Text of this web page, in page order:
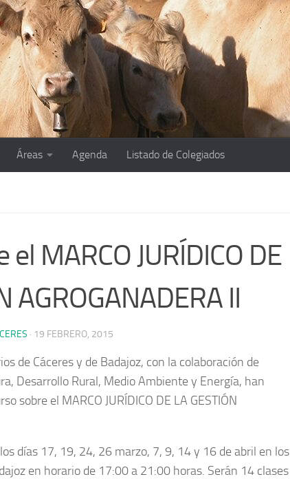
Áreas Agenda Listado de Colegiados
el MARCO JURÍDICO DE
AGROGANADERA II
· 19 FEBRERO, 2015
de Cáceres y de Badajoz, con la colaboración de
Desarrollo Rural, Medio Ambiente y Energía, han
sobre el MARCO JURÍDICO DE LA GESTIÓN
días 17, 19, 24, 26 marzo, 7, 9, 14 y 16 de abril en los
en horario de 17:00 a 21:00 horas. Serán 14 clases